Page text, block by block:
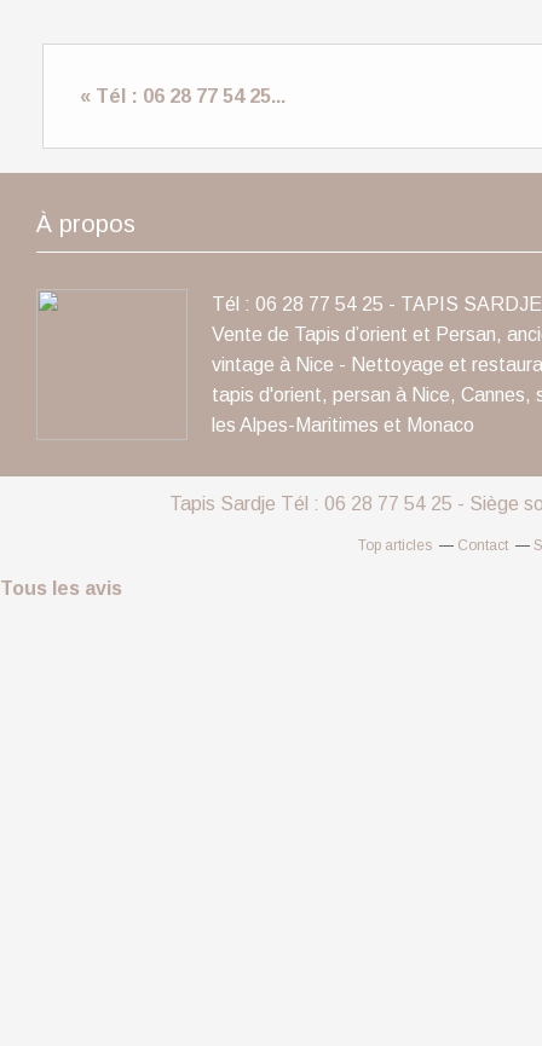
« Tél : 06 28 77 54 25...
À propos
Tél : 06 28 77 54 25 - TAPIS
Vente de Tapis d’orient et Persan,
vintage à Nice - Nettoyage et
tapis d'orient, persan à Nice, Cannes,
les Alpes-Maritimes et Monaco
Tapis Sardje Tél : 06 28 77 54 25 - Siège
Top articles Contact
Tous les avis